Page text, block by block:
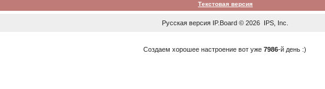
Текстовая версия
Русская версия IP.Board© 2026 IPS, Inc
Создаем хорошее настроение вот уже7986-й день :)